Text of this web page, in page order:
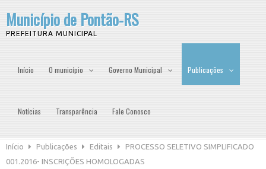
Município de Pontão-RS
PREFEITURA MUNICIPAL
Início O município Governo Municipal Publicações
Notícias Transparência Fale Conosco
Início Publicações Editais
PROCESSO SELETIVO SIMPLIFICADO
001.2016- INSCRIÇÕES HOMOLOGADAS